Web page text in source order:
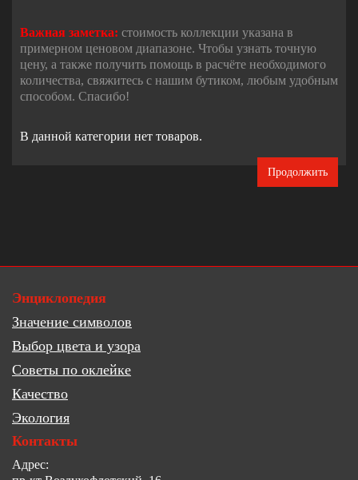
Важная заметка: стоимость коллекции указана в
примерном ценовом диапазоне. Чтобы узнать точную
цену, а также получить помощь в расчёте необходимого
количества, свяжитесь с нашим бутиком, любым удобным
способом. Спасибо!
В данной категории нет товаров.
Продолжить
Энциклопедия
Значение символов
Выбор цвета и узора
Советы по оклейке
Качество
Экология
Контакты
Адрес: